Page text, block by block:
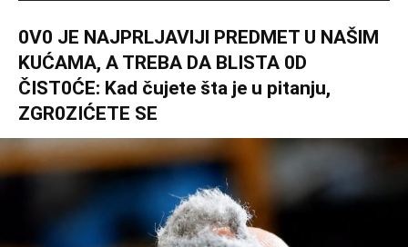
0V0 JE NAJPRLJAVlJl PREDMET U NAŠlM
KUĆAMA, A TREBA DA BLISTA 0D
ČIST0ĆE: Kad čujete šta je u pitanju,
ZGR0ZIĆETE SE